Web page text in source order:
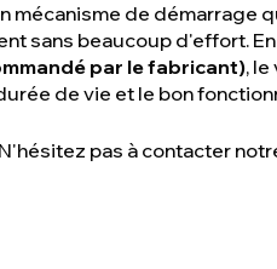
mécanisme de
sans beaucoup d'effort.
par le fabricant),
de vie et le bon
pas à contacter